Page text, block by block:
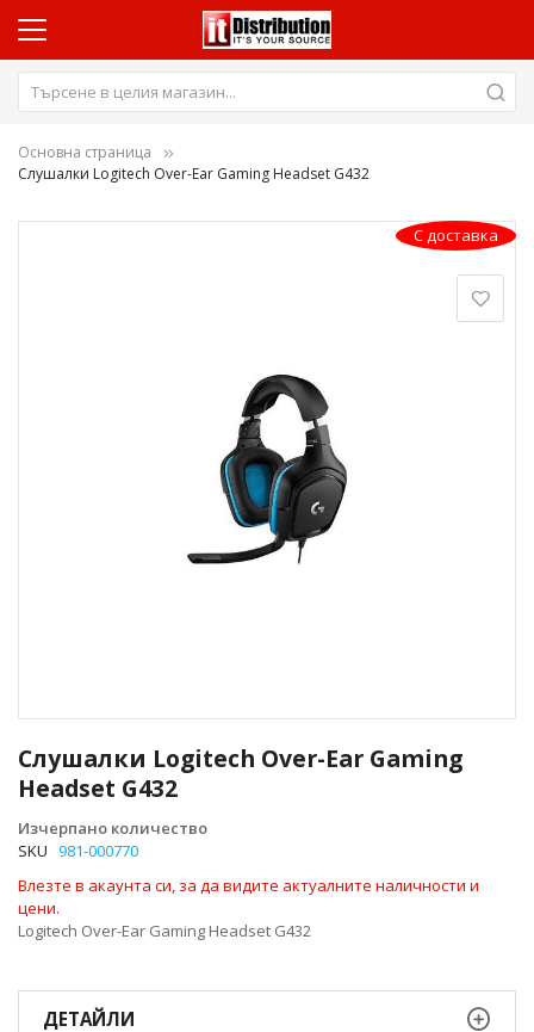
Основна страница
Слушалки Logitech Over-Ear Gaming Headset G432
Слушалки Logitech Over-Ear Gaming
Headset G432
Изчерпано количество
SKU 981-000770
Влезте в акаунта си, за да видите актуалните наличности и
цени.
Logitech Over-Ear Gaming Headset G432
С доставка
към
началото
на
галерия
със
ДЕТАЙЛИ